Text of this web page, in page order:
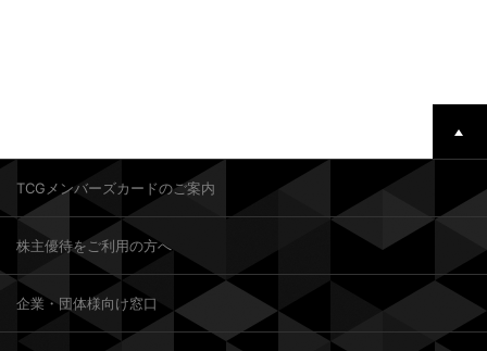
TCGメンバーズカードのご案内
株主優待をご利用の方へ
企業・団体様向け窓口